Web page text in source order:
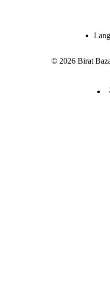
© 2026 Birat